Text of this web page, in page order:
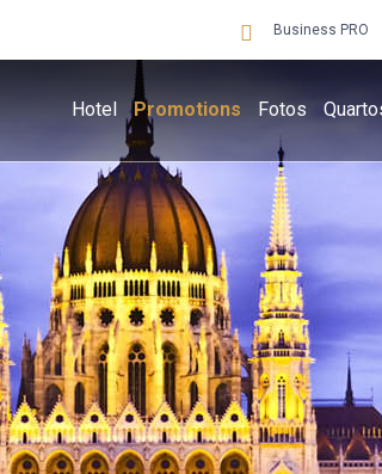
Business PRO
Hotel Promotions Fotos